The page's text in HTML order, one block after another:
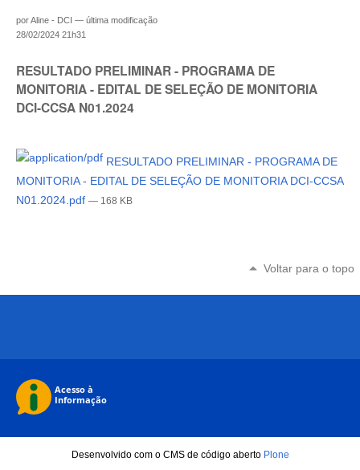
porAline - DCI — última modificação
28/02/2024 21h31
RESULTADO PRELIMINAR - PROGRAMA DE
MONITORIA - EDITAL DE SELEÇÃO DE MONITORIA
DCI-CCSA N01.2024
RESULTADO PRELIMINAR - PROGRAMA DE
MONITORIA - EDITAL DE SELEÇÃO DE MONITORIA DCI-CCSA
N01.2024.pdf — 168 KB
Voltar para o topo
Desenvolvido com o CMS de código aberto Plone